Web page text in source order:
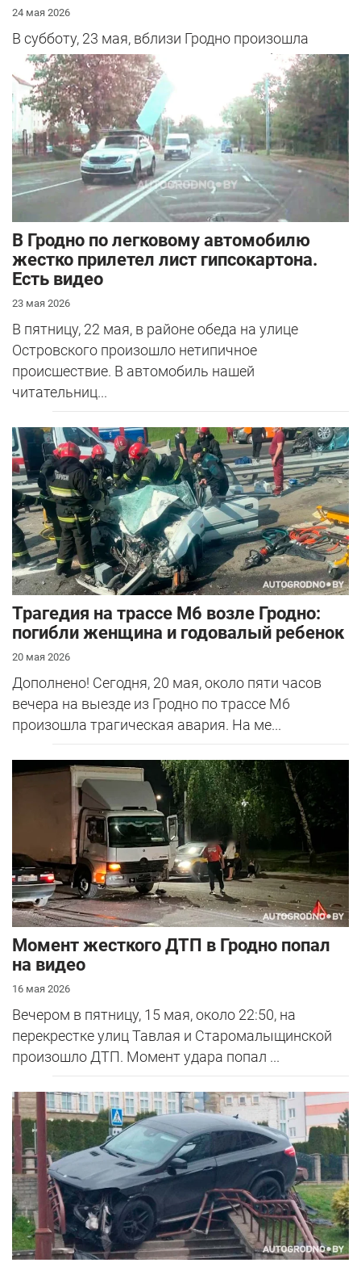
24 мая 2026
В субботу, 23 мая, вблизи Гродно произошла
серьезная авария – столкнулись Mazda и
Peugeot. Читатель АвтоГродно поделился...
В Гродно по легковому автомобилю
жестко прилетел лист гипсокартона.
Есть видео
23 мая 2026
В пятницу, 22 мая, в районе обеда на улице
Островского произошло нетипичное
происшествие. В автомобиль нашей
читательниц...
Трагедия на трассе М6 возле Гродно:
погибли женщина и годовалый ребенок
20 мая 2026
Дополнено! Сегодня, 20 мая, около пяти часов
вечера на выезде из Гродно по трассе М6
произошла трагическая авария. На ме...
Момент жесткого ДТП в Гродно попал
на видео
16 мая 2026
Вечером в пятницу, 15 мая, около 22:50, на
перекрестке улиц Тавлая и Старомалыщинской
произошло ДТП. Момент удара попал ...